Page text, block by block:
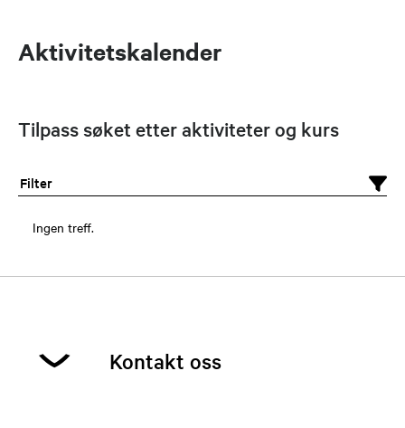
Aktivitetskalender
Tilpass søket etter aktiviteter og kurs
Filter
Ingen treff.
Kontakt oss